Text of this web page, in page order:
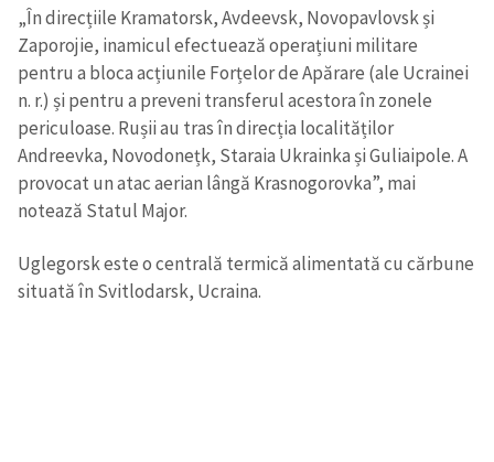
„În direcțiile Kramatorsk, Avdeevsk, Novopavlovsk și
Zaporojie, inamicul efectuează operațiuni militare
pentru a bloca acțiunile Forțelor de Apărare (ale Ucrainei
n. r.) și pentru a preveni transferul acestora în zonele
periculoase. Rușii au tras în direcția localităților
Andreevka, Novodonețk, Staraia Ukrainka și Guliaipole. A
provocat un atac aerian lângă Krasnogorovka”, mai
notează Statul Major.
Uglegorsk este o centrală termică alimentată cu cărbune
situată în Svitlodarsk, Ucraina.